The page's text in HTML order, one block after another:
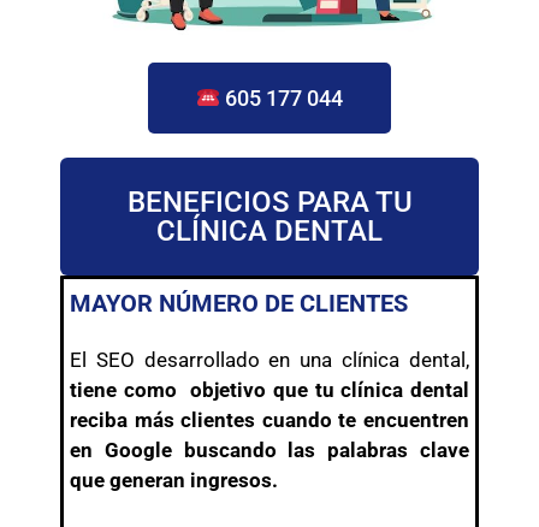
605 177 044
BENEFICIOS PARA TU
CLÍNICA DENTAL
MAYOR NÚMERO DE CLIENTES
El SEO desarrollado en una clínica dental,
tiene como objetivo que tu clínica dental
reciba más clientes cuando te encuentren
en Google buscando las palabras clave
que generan ingresos.